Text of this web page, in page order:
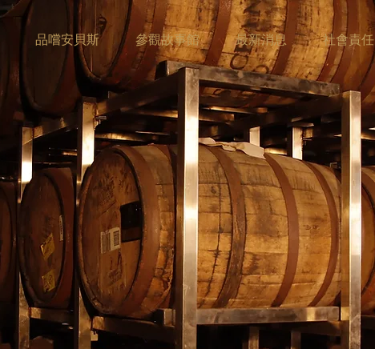
品嚐安貝斯 參觀故事館 最新消息 社會責任